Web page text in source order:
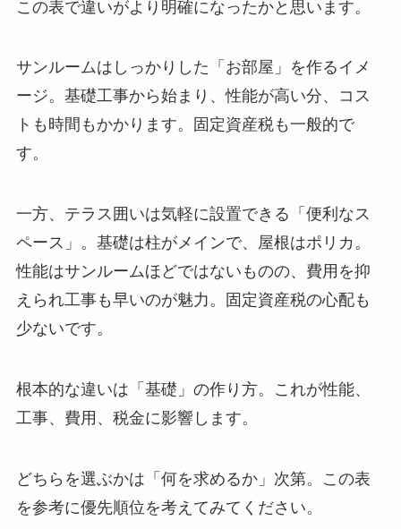
この表で違いがより明確になったかと思います。
サンルームはしっかりした「お部屋」を作るイメ
ージ。基礎工事から始まり、性能が高い分、コス
トも時間もかかります。固定資産税も一般的で
す。
一方、テラス囲いは気軽に設置できる「便利なス
ペース」。基礎は柱がメインで、屋根はポリカ。
性能はサンルームほどではないものの、費用を抑
えられ工事も早いのが魅力。固定資産税の心配も
少ないです。
根本的な違いは「基礎」の作り方。これが性能、
工事、費用、税金に影響します。
どちらを選ぶかは「何を求めるか」次第。この表
を参考に優先順位を考えてみてください。